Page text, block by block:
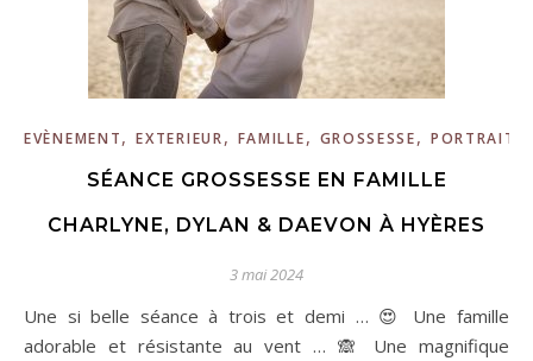
EVÈNEMENT,EXTERIEUR, FAMILLE, GROSSESSE, PORTRAIT
SÉANCE GROSSESSE EN FAMILLE
CHARLYNE, DYLAN & DAEVON À HYÈRES
3 mai 2024
Une si belle séance à trois et demi … 😍 Une famille
adorable et résistante au vent … 🙈 Une magnifique